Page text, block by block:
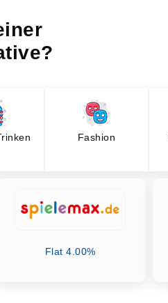
Fashion
Flat 4.00%